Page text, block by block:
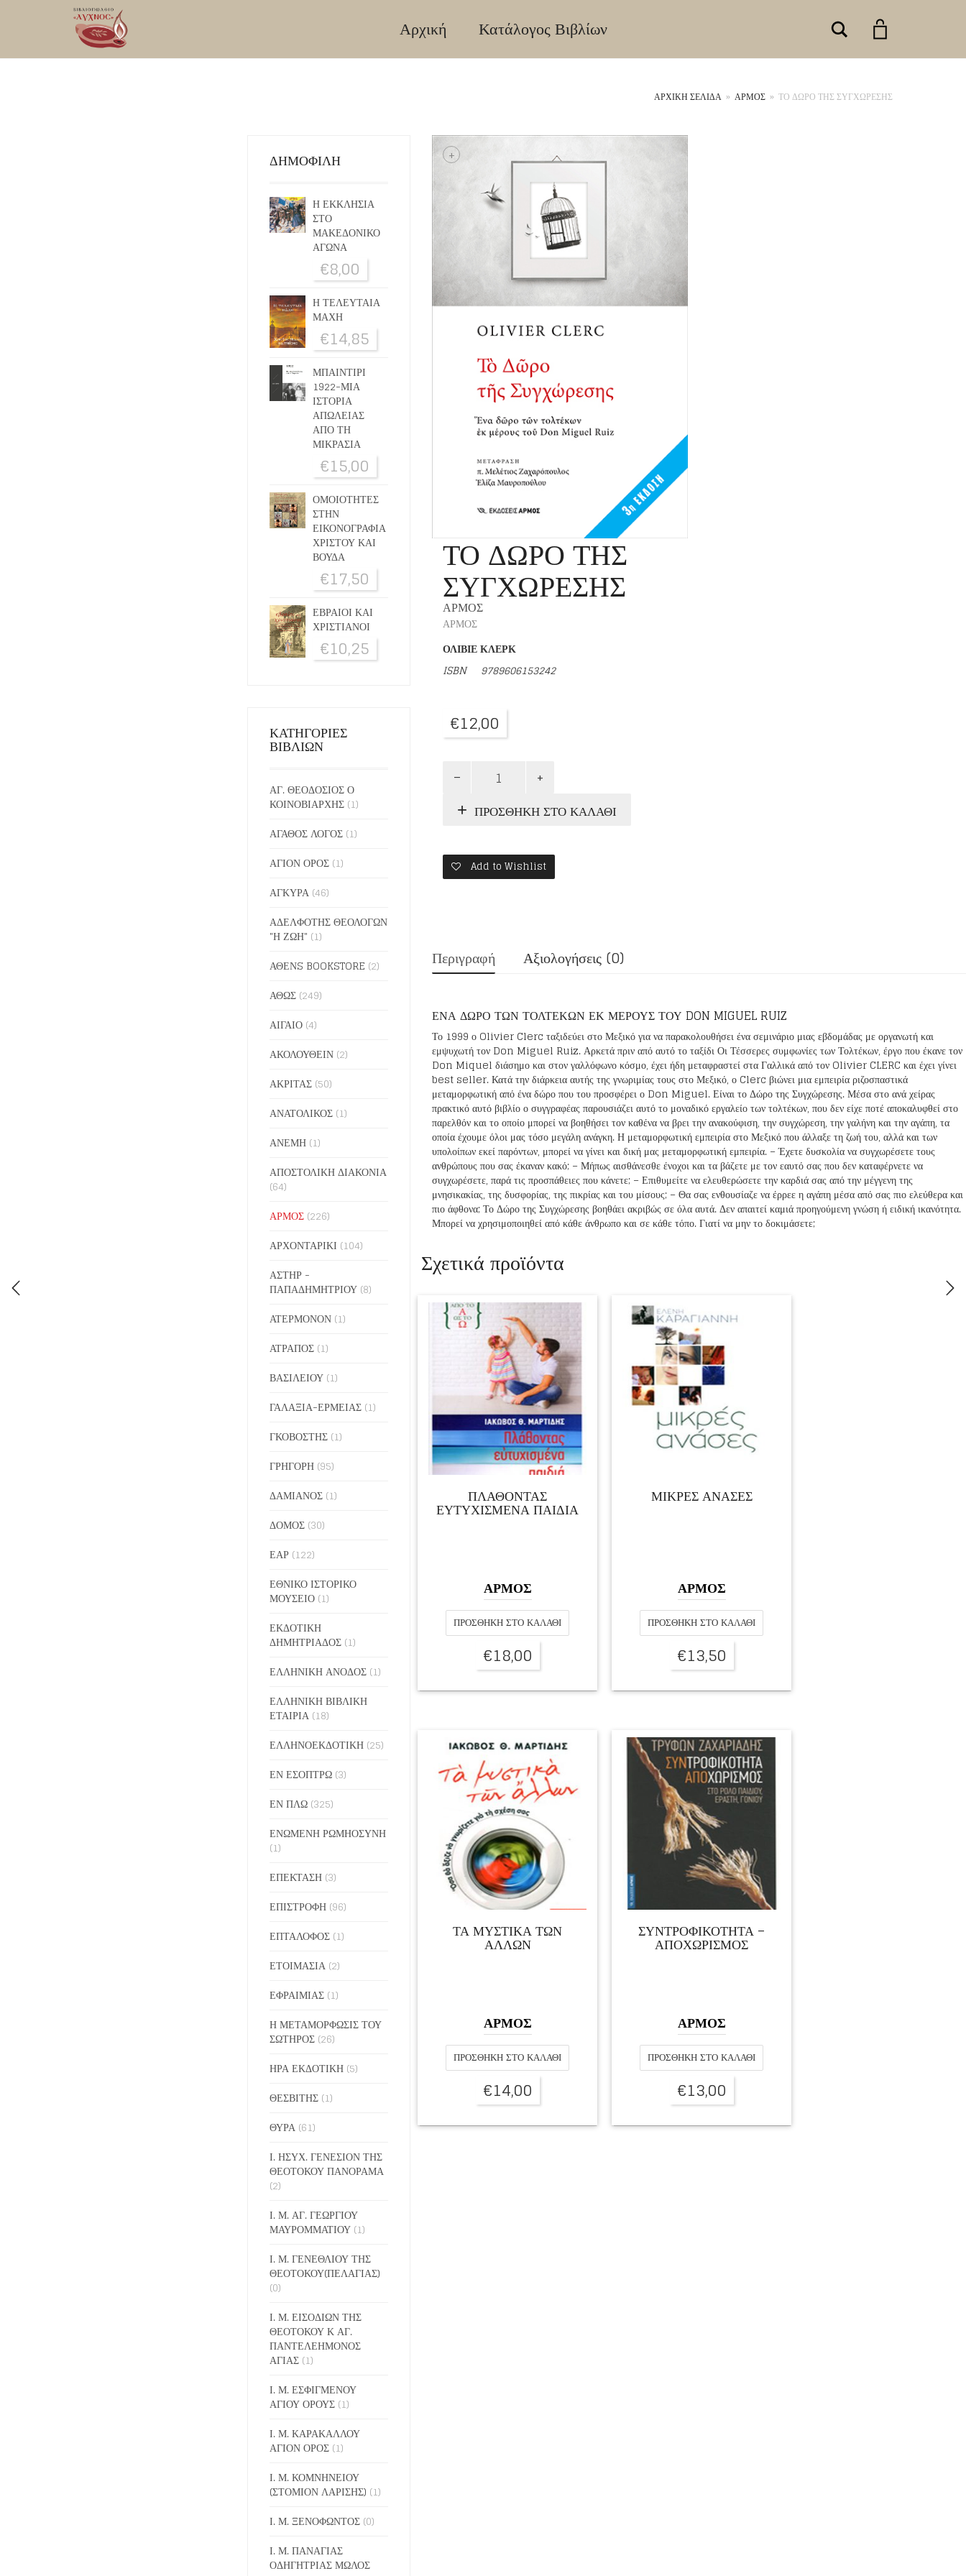
Αρχική Κατάλογος Βιβλίων Search
ΑΡΧΙΚΉ ΣΕΛΊΔΑ » ΑΡΜΟΣ » ΤΟ ΔΩΡΟ ΤΗΣ ΣΥΓΧΩΡΕΣΗΣ
+
ΤΟ ΔΩΡΟ ΤΗΣ
ΣΥΓΧΩΡΕΣΗΣ
ΑΡΜΟΣ
ΑΡΜΟΣ
ΟΛΙΒΙΕ ΚΛΕΡΚ
ISBN 9789606153242
€12,00
ΔΩΡΟ
ΣΥΓΧΩΡΕΣΗΣ
ΠΡΟΣΘΉΚΗ ΣΤΟ ΚΑΛΆΘΙ
Add to Wishlist
Περιγραφή Αξιολογήσεις (0)
ΕΝΑ ΔΩΡΟ ΤΩΝ ΤΟΛΤΕΚΩΝ ΕΚ ΜΕΡΟΥΣ ΤΟΥ DON MIGUEL RUIZ
Το 1999 ο Olivier Clerc ταξιδεύει στο Μεξικό για να παρακολουθήσει ένα σεμινάριο μιας εβδομάδας με οργανωτή και
εμψυχωτή τον Don Miguel Ruiz. Αρκετά πριν από αυτό το ταξίδι Οι Τέσσερες συμφωνίες των Τολτέκων, έργο που έκανε τον
Don Miquel διάσημο και στον γαλλόφωνο κόσμο, έχει ήδη μεταφραστεί στα Γαλλικά από τον Olivier CLERC και έχει γίνει
best seller. Κατά την διάρκεια αυτής της γνωριμίας τους στο Μεξικό, ο Clerc βιώνει μια εμπειρία ριζοσπαστικά
μεταμορφωτική από ένα δώρο που του προσφέρει ο Don Miguel. Είναι το Δώρο της Συγχώρεσης. Μέσα στο ανά χείρας
πρακτικό αυτό βιβλίο ο συγγραφέας παρουσιάζει αυτό το μοναδικό εργαλείο των τολτέκων, που δεν είχε ποτέ αποκαλυφθεί στο
παρελθόν και το οποίο μπορεί να βοηθήσει τον καθένα να βρει την ανακούφιση, την συγχώρεση, την γαλήνη και την αγάπη, τα
οποία έχουμε όλοι μας τόσο μεγάλη ανάγκη. Η μεταμορφωτική εμπειρία στο Μεξικό που άλλαξε τη ζωή του, αλλά και των
υπολοίπων εκεί παρόντων, μπορεί να γίνει και δική μας μεταμορφωτική εμπειρία. – Έχετε δυσκολία να συγχωρέσετε τους
ανθρώπους που σας έκαναν κακό; – Μήπως αισθάνεσθε ένοχοι και τα βάζετε με τον εαυτό σας που δεν καταφέρνετε να
συγχωρέσετε, παρά τις προσπάθειες που κάνετε; – Επιθυμείτε να ελευθερώσετε την καρδιά σας από την μέγγενη της
μνησικακίας, της δυσφορίας, της πικρίας και του μίσους; – Θα σας ενθουσίαζε να έρρεε η αγάπη μέσα από σας πιο ελεύθερα και
πιο άφθονα; Το Δώρο της Συγχώρεσης βοηθάει ακριβώς σε όλα αυτά. Δεν απαιτεί καμιά προηγούμενη γνώση ή ειδική ικανότητα.
Μπορεί να χρησιμοποιηθεί από κάθε άνθρωπο και σε κάθε τόπο. Γιατί να μην το δοκιμάσετε;
Σχετικά προϊόντα
ΠΛΑΘΟΝΤΑΣ
ΕΥΤΥΧΙΣΜΕΝΑ ΠΑΙΔΙΑ
ΑΡΜΟΣ
ΠΡΟΣΘΉΚΗ ΣΤΟ ΚΑΛΆΘΙ
€18,00
ΜΙΚΡΈΣ ΑΝΆΣΕΣ
ΑΡΜΟΣ
ΠΡΟΣΘΉΚΗ ΣΤΟ ΚΑΛΆΘΙ
€13,50
ΤΑ ΜΥΣΤΙΚΑ ΤΩΝ
ΑΛΛΩΝ
ΑΡΜΟΣ
ΠΡΟΣΘΉΚΗ ΣΤΟ ΚΑΛΆΘΙ
€14,00
ΣΥΝΤΡΟΦΙΚΟΤΗΤΑ –
ΑΠΟΧΩΡΙΣΜΟΣ
ΑΡΜΟΣ
ΠΡΟΣΘΉΚΗ ΣΤΟ ΚΑΛΆΘΙ
€13,00
ΔΗΜΟΦΙΛΗ
Η ΕΚΚΛΗΣΙΑ
ΣΤΟ
ΜΑΚΕΔΟΝΙΚΟ
ΑΓΩΝΑ
€8,00
Η ΤΕΛΕΥΤΑΙΑ
ΜΑΧΗ
€14,85
ΜΠΑΙΝΤΙΡΙ
1922-ΜΙΑ
ΙΣΤΟΡΙΑ
ΑΠΩΛΕΙΑΣ
ΑΠΟ ΤΗ
ΜΙΚΡΑΣΙΑ
€15,00
ΟΜΟΙΟΤΗΤΕΣ
ΣΤΗΝ
ΕΙΚΟΝΟΓΡΑΦΙΑ
ΧΡΙΣΤΟΥ ΚΑΙ
ΒΟΥΔΑ
€17,50
ΕΒΡΑΙΟΙ ΚΑΙ
ΧΡΙΣΤΙΑΝΟΙ
€10,25
ΚΑΤΗΓΟΡΙΕΣ
ΒΙΒΛΙΩΝ
ΑΓ. ΘΕΟΔΟΣΙΟΣ Ο
ΚΟΙΝΟΒΙΑΡΧΗΣ (1)
ΑΓΑΘΟΣ ΛΟΓΟΣ (1)
ΑΓΙΟΝ ΟΡΟΣ (1)
ΑΓΚΥΡΑ (46)
ΑΔΕΛΦΟΤΗΣ ΘΕΟΛΟΓΩΝ
"Η ΖΩΗ" (1)
ΑΘΕΝS BOOKSTORE (2)
ΑΘΩΣ (249)
ΑΙΓΑΙΟ (4)
ΑΚΟΛΟΥΘΕΙΝ (2)
ΑΚΡΙΤΑΣ (50)
ΑΝΑΤΟΛΙΚΟΣ (1)
ΑΝΕΜΗ (1)
ΑΠΟΣΤΟΛΙΚΗ ΔΙΑΚΟΝΙΑ
(64)
ΑΡΜΟΣ (226)
ΑΡΧΟΝΤΑΡΙΚΙ (104)
ΑΣΤΗΡ -
ΠΑΠΑΔΗΜΗΤΡΙΟΥ (8)
ΑΤΕΡΜΟΝΟΝ (1)
ΑΤΡΑΠΟΣ (1)
ΒΑΣΙΛΕΙΟΥ (1)
ΓΑΛΑΞΙΑ-ΕΡΜΕΙΑΣ (1)
ΓΚΟΒΟΣΤΗΣ (1)
ΓΡΗΓΟΡΗ (95)
ΔΑΜΙΑΝΟΣ (1)
ΔΟΜΟΣ (30)
ΕΑΡ (122)
ΕΘΝΙΚΟ ΙΣΤΟΡΙΚΟ
ΜΟΥΣΕΙΟ (1)
ΕΚΔΟΤΙΚΗ
ΔΗΜΗΤΡΙΑΔΟΣ (1)
ΕΛΛΗΝΙΚΗ ΑΝΟΔΟΣ (1)
ΕΛΛΗΝΙΚΗ ΒΙΒΛΙΚΗ
ΕΤΑΙΡΙΑ (18)
ΕΛΛΗΝΟΕΚΔΟΤΙΚΗ (25)
ΕΝ ΕΣΟΠΤΡΩ (3)
ΕΝ ΠΛΩ (325)
ΕΝΩΜΕΝΗ ΡΩΜΗΟΣΥΝΗ
(1)
ΕΠΕΚΤΑΣΗ (3)
ΕΠΙΣΤΡΟΦΗ (96)
ΕΠΤΑΛΟΦΟΣ (1)
ΕΤΟΙΜΑΣΙΑ (2)
ΕΦΡΑΙΜΙΑΣ (1)
Η ΜΕΤΑΜΟΡΦΩΣΙΣ ΤΟΥ
ΣΩΤΗΡΟΣ (26)
ΗΡΑ ΕΚΔΟΤΙΚΗ (5)
ΘΕΣΒΙΤΗΣ (1)
ΘΥΡΑ (61)
Ι. ΗΣΥΧ. ΓΕΝΕΣΙΟΝ ΤΗΣ
ΘΕΟΤΟΚΟΥ ΠΑΝΟΡΑΜΑ
(2)
Ι. Μ. ΑΓ. ΓΕΩΡΓΙΟΥ
ΜΑΥΡΟΜΜΑΤΙΟΥ (1)
Ι. Μ. ΓΕΝΕΘΛΙΟΥ ΤΗΣ
ΘΕΟΤΟΚΟΥ(ΠΕΛΑΓΙΑΣ)
(0)
Ι. Μ. ΕΙΣΟΔΙΩΝ ΤΗΣ
ΘΕΟΤΟΚΟΥ Κ ΑΓ.
ΠΑΝΤΕΛΕΗΜΟΝΟΣ
ΑΓΙΑΣ (1)
Ι. Μ. ΕΣΦΙΓΜΕΝΟΥ
ΑΓΙΟΥ ΟΡΟΥΣ (1)
Ι. Μ. ΚΑΡΑΚΑΛΛΟΥ
ΑΓΙΟΝ ΟΡΟΣ (1)
Ι. Μ. ΚΟΜΝΗΝΕΙΟΥ
(ΣΤΟΜΙΟΝ ΛΑΡΙΣΗΣ) (1)
Ι. Μ. ΞΕΝΟΦΩΝΤΟΣ (0)
Ι. Μ. ΠΑΝΑΓΙΑΣ
ΟΔΗΓΗΤΡΙΑΣ ΜΩΛΟΣ